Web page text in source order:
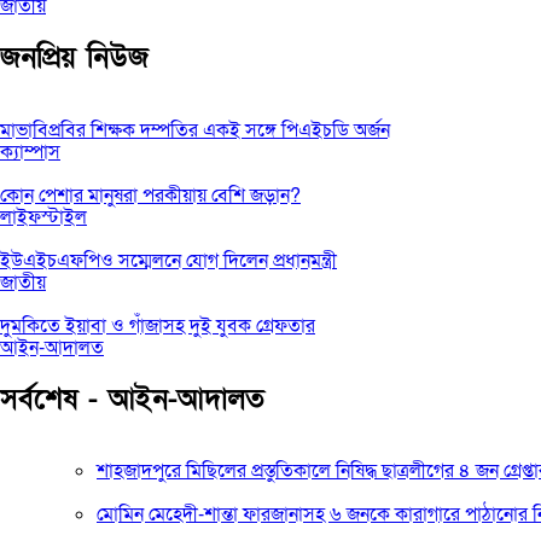
জাতীয়
জনপ্রিয় নিউজ
মাভাবিপ্রবির শিক্ষক দম্পতির একই সঙ্গে পিএইচডি অর্জন
ক্যাম্পাস
কোন পেশার মানুষরা পরকীয়ায় বেশি জড়ান?
লাইফস্টাইল
ইউএইচএফপিও সম্মেলনে যোগ দিলেন প্রধানমন্ত্রী
জাতীয়
দুমকিতে ইয়াবা ও গাঁজাসহ দুই যুবক গ্রেফতার
আইন-আদালত
সর্বশেষ - আইন-আদালত
শাহজাদপুরে মিছিলের প্রস্তুতিকালে নিষিদ্ধ ছাত্রলীগের ৪ জন
মোমিন মেহেদী-শান্তা ফারজানাসহ ৬ জনকে কারাগারে পাঠানোর